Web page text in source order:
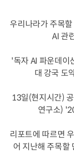
우리나라가 주목
AI 관
'독자 AI 파운데이
대 강국 도
13일(현지시간)
연구소)
리포트에 따르면
어 지난해 주목할